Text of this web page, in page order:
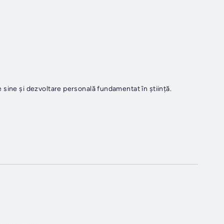
și dezvoltare personală fundamentat în știință.